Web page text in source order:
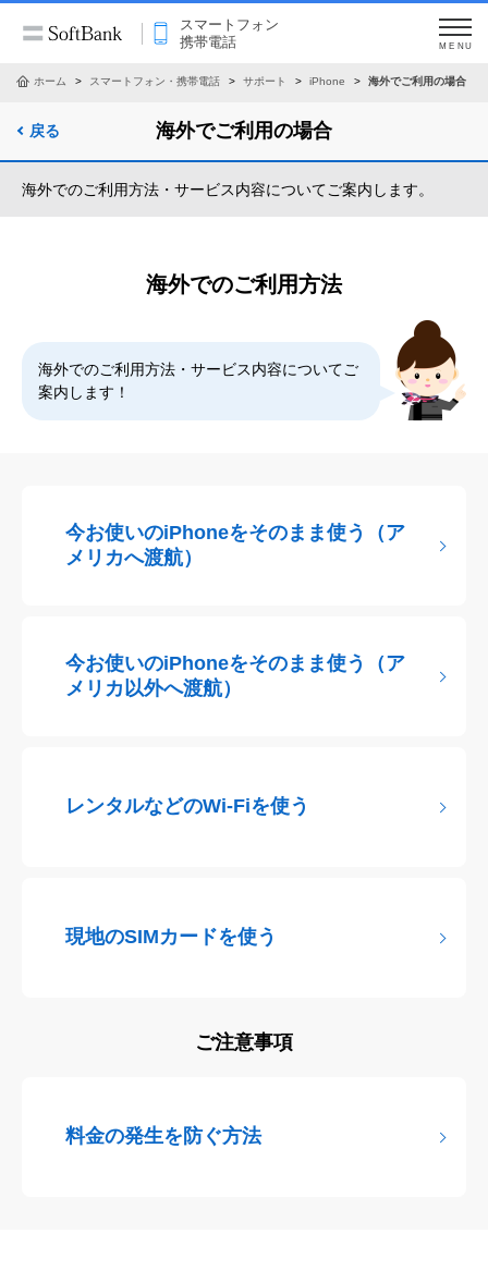
スマートフォン
携帯電話
MENU
ホーム スマートフォン・携帯電話 サポート iPhone 海外でご利用の場合
戻る 海外でご利用の場合
海外でのご利用方法・サービス内容についてご案内します。
海外でのご利用方法
海外でのご利用方法・サービス内容についてご
案内します！
今お使いのiPhoneをそのまま使う（ア
メリカへ渡航）
今お使いのiPhoneをそのまま使う（ア
メリカ以外へ渡航）
レンタルなどのWi-Fiを使う
現地のSIMカードを使う
ご注意事項
料金の発生を防ぐ方法